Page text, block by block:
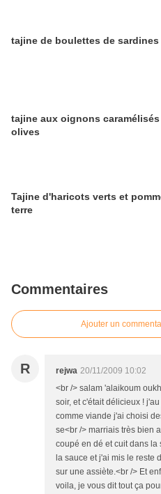
tajine de boulettes de sardines
tajine aux oignons
olives
Tajine d'haricots verts et
terre
Commentaires
Ajouter un
R rejwa 20/11/2009 10:02
<br /> salam 'alaikoum
soir, et c'était délicieux !
comme viande j'ai choisi
se<br /> marriais très bien
coupé en dé et cuit dans
la sauce et j'ai mis le reste
sur une assiète.<br /> Et
voila, je vous dit tout ça